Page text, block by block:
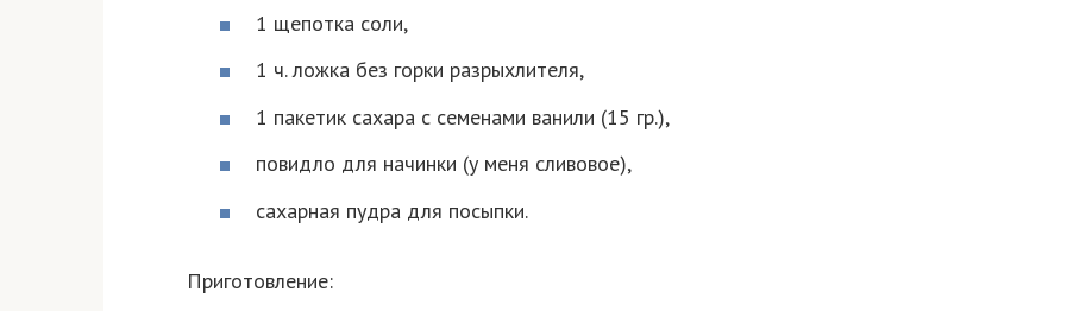
1 щепотка соли,
1 ч. ложка без горки разрыхлителя,
1 пакетик сахара с семенами ванили (15 гр.),
повидло для начинки (у меня сливовое),
сахарная пудра для посыпки.
Приготовление: